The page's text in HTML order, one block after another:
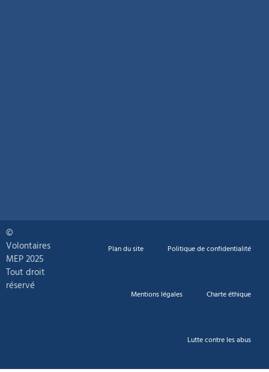
©
Volontaires
MEP 2025
Tout droit
réservé
Plan du site Politique de confidentialité
Mentions légales Charte éthique
Lutte contre les abus